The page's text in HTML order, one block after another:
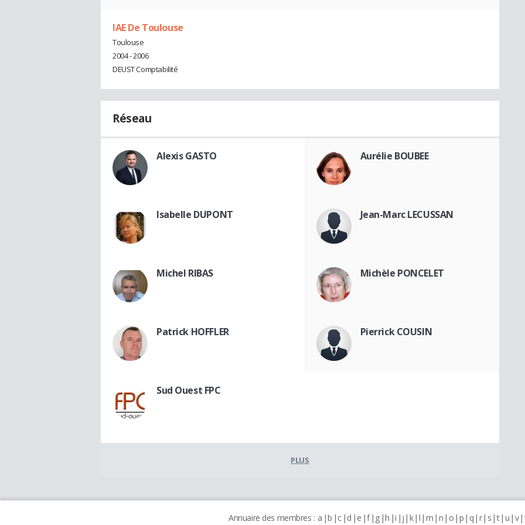
IAE De Toulouse
Toulouse
2004 - 2006
DEUST Comptabilité
Réseau
Alexis GASTO Aurélie BOUBEE
Isabelle DUPONT Jean-Marc LECUSSAN
Michel RIBAS Michèle PONCELET
Patrick HOFFLER Pierrick COUSIN
Sud Ouest FPC
PLUS
Annuaire des membres : a b c d e f g h i j k l m n o p q r s t u v